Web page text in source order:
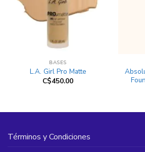
BASES
L.A. Girl Pro Matte
C$450.00
Términos y Condiciones